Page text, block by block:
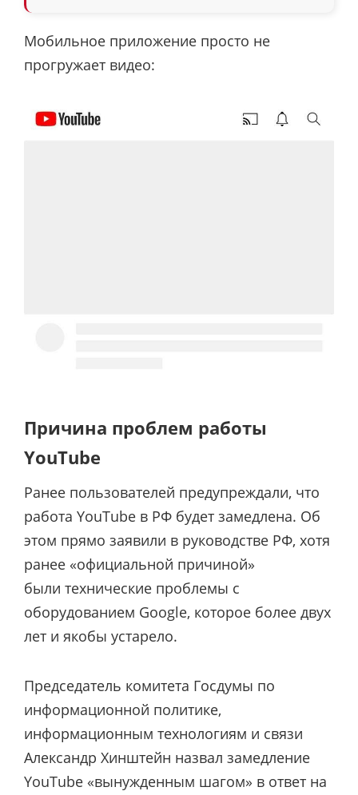
Мобильное приложение просто не
прогружает видео:
Причина проблем работы
YouTube
Ранее пользователей предупреждали, что
работа YouTube в РФ будет замедлена. Об
этом прямо заявили в руководстве РФ, хотя
ранее «официальной причиной»
были технические проблемы с
оборудованием Google, которое более двух
лет и якобы устарело.
Председатель комитета Госдумы по
информационной политике,
информационным технологиям и связи
Александр Хинштейн назвал замедление
YouTube «вынужденным шагом» в ответ на